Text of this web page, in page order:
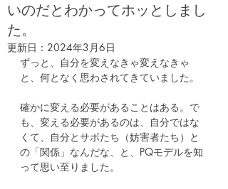
いのだとわかってホッとしまし
た。
更新日： 2024年3月6日
ずっと、自分を変えなきゃ変えなきゃ
と、何となく思わされてきていました。
確かに変える必要があることはある。で
も、変える必要があるのは、自分ではな
くて、自分とサボたち（妨害者たち）と
の「関係」なんだな、と、PQモデルを知
って思い至りました。